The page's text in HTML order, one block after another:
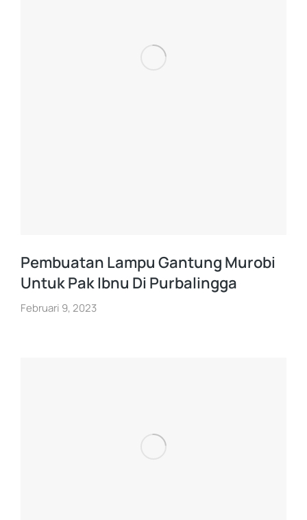
Pembuatan Lampu Gantung Murobi
Untuk Pak Ibnu Di Purbalingga
Februari 9, 2023